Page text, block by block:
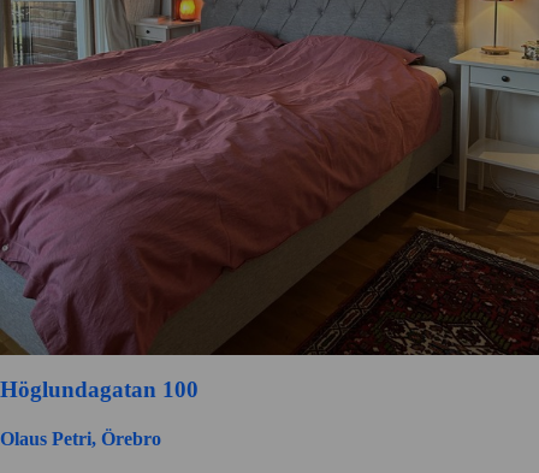
Höglundagatan 100
Olaus Petri, Örebro